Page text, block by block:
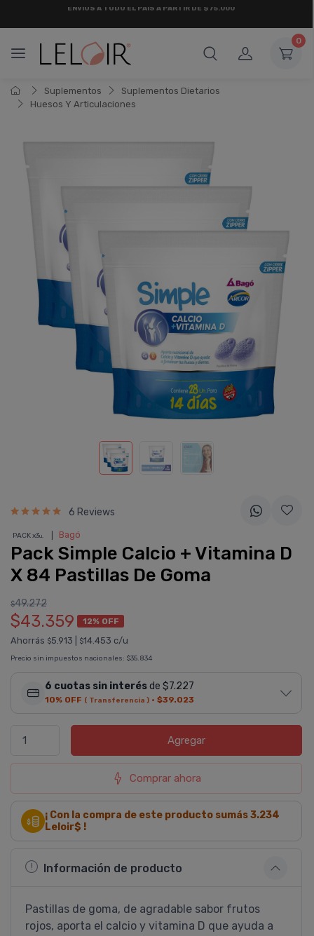
0
Suplementos
Suplementos Dietarios
Huesos Y Articulaciones
6 Reviews
PACK x3u. Bagó
Pack Simple Calcio + Vitamina D
X 84 Pastillas De Goma
$49.272
$43.359 12% OFF
Ahorrás $5.913 $14.453 c/u
Precio sin impuestos nacionales: $35.834
6 cuotas sin interésde $7.227
10% OFF ( Transferencia ) · $39.023
Agregar
Comprar ahora
¡ Con la compra de este producto sumás3.234
Leloir$ !
Información de producto
Pastillas de goma, de agradable sabor frutos
rojos, aporta el calcio y vitamina D que ayuda a